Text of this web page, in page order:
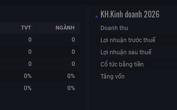
TVT NGÀNH
0
0
0
0
0
0
0%
0%
0% 0%
KH.Kinh doanh2026
Doanh thu
Lợi nhuận trước thuế
Lợi nhuận sau thuế
Cổ tức bằng tiền
Tăng vốn